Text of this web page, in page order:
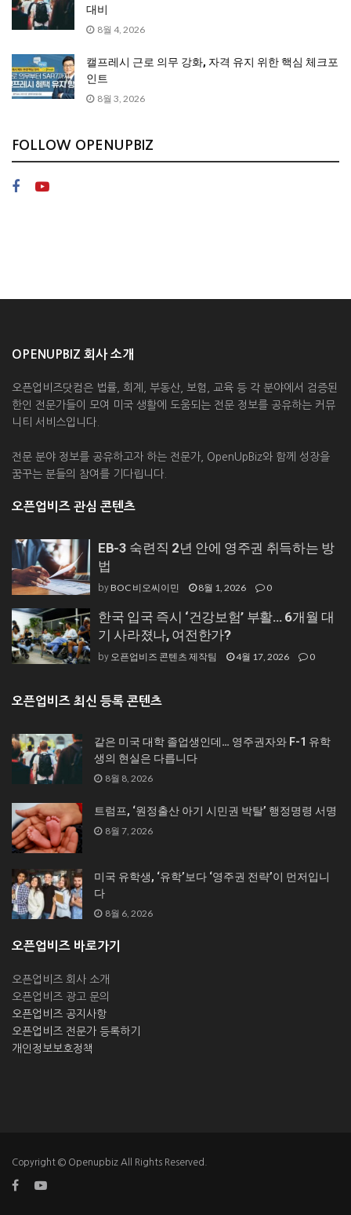
대비
8월 4, 2026
캘프레시 근로 의무 강화, 자격 유지 위한 핵심 체크포
인트
8월 3, 2026
FOLLOW OPENUPBIZ
OPENUPBIZ 회사 소개
오픈업비즈닷컴은 법률, 회계, 부동산, 보험, 교육 등 각 분야에서 검증된
한인 전문가들이 모여 미국 생활에 도움되는 전문 정보를 공유하는 커뮤
니티 서비스입니다.
전문 분야 정보를 공유하고자 하는 전문가, OpenUpBiz와 함께 성장을
꿈꾸는 분들의 참여를 기다립니다.
오픈업비즈 관심 콘텐츠
EB-3 숙련직 2년 안에 영주권 취득하는 방
법
byBOC 비오씨이민 8월 1, 2026 0
한국 입국 즉시 ‘건강보험’ 부활… 6개월 대
기 사라졌나, 여전한가?
by 오픈업비즈 콘텐츠 제작팀 4월 17, 2026 0
오픈업비즈 최신 등록 콘텐츠
같은 미국 대학 졸업생인데… 영주권자와 F-1 유학
생의 현실은 다릅니다
8월 8, 2026
트럼프, ‘원정출산 아기 시민권 박탈’ 행정명령 서명
8월 7, 2026
미국 유학생, ‘유학’보다 ‘영주권 전략’이 먼저입니
다
8월 6, 2026
오픈업비즈 바로가기
오픈업비즈 회사 소개
오픈업비즈 광고 문의
오픈업비즈 공지사항
오픈업비즈 전문가 등록하기
개인정보보호정책
Copyright © Openupbiz All Rights Reserved.